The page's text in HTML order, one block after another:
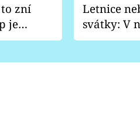
zní
je
Letnice
svátky: V
pondělí